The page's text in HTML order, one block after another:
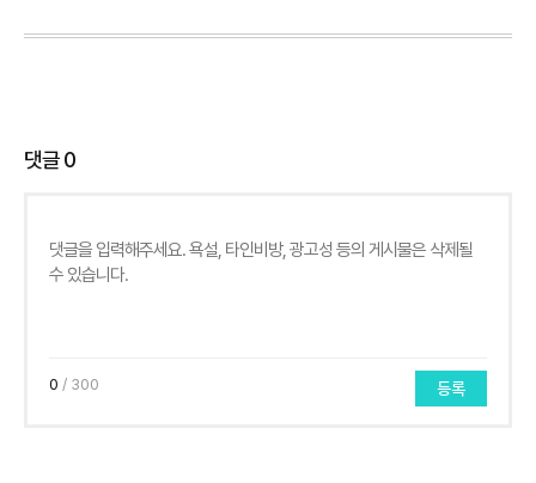
댓글0
0 / 300 등록